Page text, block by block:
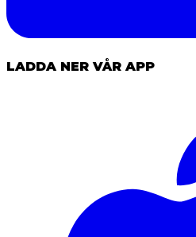
LADDA NER VÅR APP